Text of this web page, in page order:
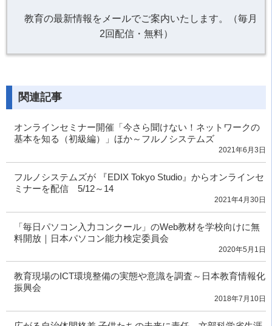
教育の最新情報をメールでご案内いたします。（毎月
2回配信・無料）
関連記事
オンラインセミナー開催「今さら聞けない！ネットワークの
基本を知る（初級編）」ほか～フルノシステムズ
2021年6月3日
フルノシステムズが 『EDIX Tokyo Studio』からオンラインセ
ミナーを配信 5/12～14
2021年4月30日
「毎日パソコン入力コンクール」のWeb教材を学校向けに無
料開放｜日本パソコン能力検定委員会
2020年5月1日
教育現場のICT環境整備の実態や意識を調査～日本教育情報化
振興会
2018年7月10日